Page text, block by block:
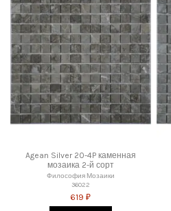
Agean Silver 20-4P каменная
мозаика 2-й сорт
Философия Мозаики
36022
619 ₽